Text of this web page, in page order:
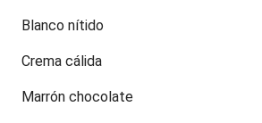
Blanco nítido
Crema cálida
Marrón chocolate